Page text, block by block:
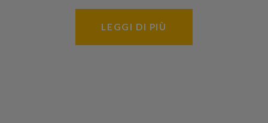
LEGGI DI PIÙ